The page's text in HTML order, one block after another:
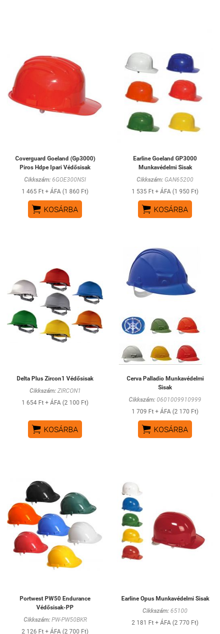
Coverguard Goeland (Gp3000)
Piros Hdpe Ipari Védősisak
Cikkszám: 6GOE300NSI
1 465 Ft + ÁFA (1 860 Ft)
 KOSÁRBA
Earline Goeland GP3000
Munkavédelmi Sisak
Cikkszám: GAN65200
1 535 Ft + ÁFA (1 950 Ft)
 KOSÁRBA
Delta Plus Zircon1 Védősisak
Cikkszám:ZIRCON1
1 654 Ft + ÁFA (2 100 Ft)
 KOSÁRBA
Cerva Palladio Munkavédelmi
Sisak
Cikkszám: 0601009910999
1 709 Ft + ÁFA (2 170 Ft)
 KOSÁRBA
Portwest PW50 Endurance
Védősisak-PP
Cikkszám:PW-PW50BKR
2 126 Ft + ÁFA (2 700 Ft)
Earline Opus Munkavédelmi Sisak
Cikkszám: 65100
2 181 Ft + ÁFA (2 770 Ft)